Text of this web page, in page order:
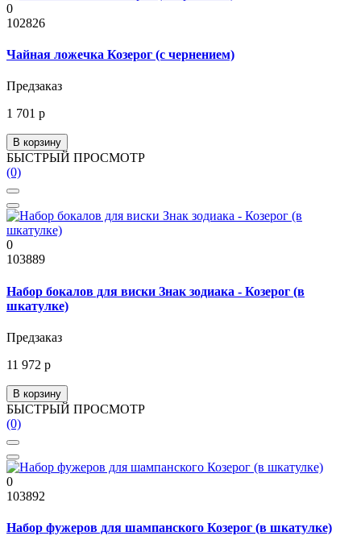
0
102826
Чайная ложечка Козерог (с чернением)
Предзаказ
1 701 р
В корзину
БЫСТРЫЙ ПРОСМОТР
(0)
0
103889
Набор бокалов для виски Знак зодиака - Козерог (в
шкатулке)
Предзаказ
11 972 р
В корзину
БЫСТРЫЙ ПРОСМОТР
(0)
0
103892
Набор фужеров для шампанского Козерог (в шкатулке)